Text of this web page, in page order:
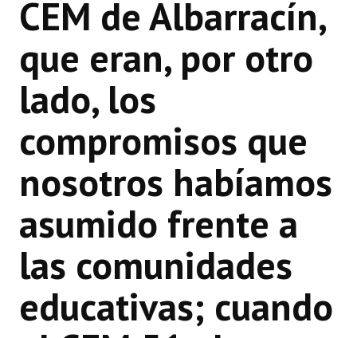
CEM de Albarracín,
que eran, por otro
lado, los
compromisos que
nosotros habíamos
asumido frente a
las comunidades
educativas; cuando